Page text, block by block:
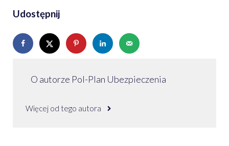
Udostępnij
O autorze Pol-Plan Ubezpieczenia
Więcej od tego autora